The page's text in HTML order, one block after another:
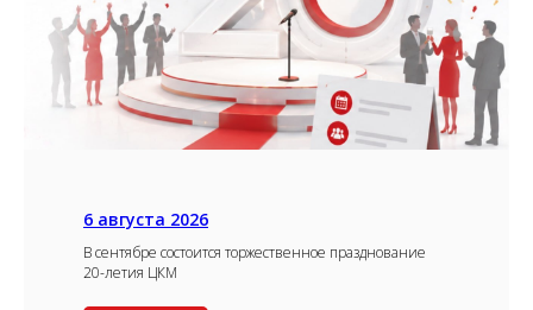
6 августа 2026
В сентябре состоится торжественное празднование
20-летия ЦКМ